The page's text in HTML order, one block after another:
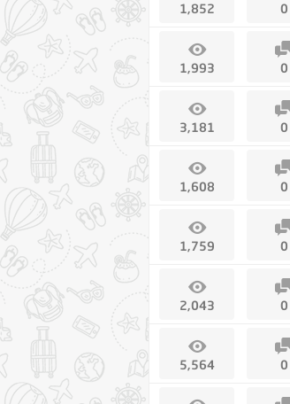
0
1,852
0
1,993
0
3,181
0
1,608
0
1,759
0
2,043
0
5,564